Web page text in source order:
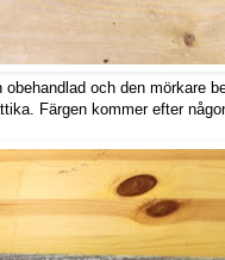
obehandlad och den mörkare
Färgen kommer efter